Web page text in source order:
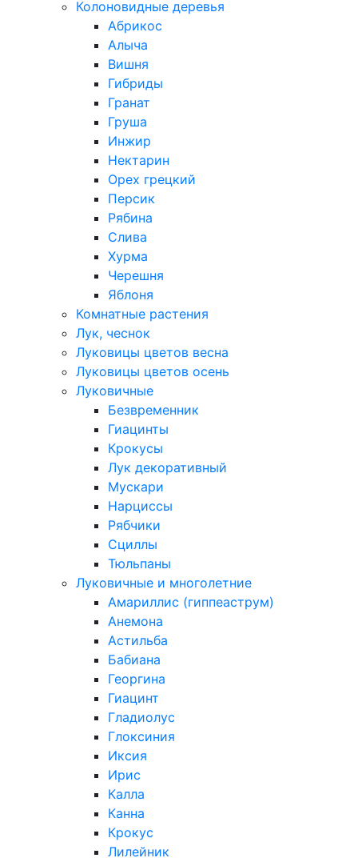
Колоновидные деревья
Абрикос
Алыча
Вишня
Гибриды
Гранат
Груша
Инжир
Нектарин
Орех грецкий
Персик
Рябина
Слива
Хурма
Черешня
Яблоня
Комнатные растения
Лук, чеснок
Луковицы цветов весна
Луковицы цветов осень
Луковичные
Безвременник
Гиацинты
Крокусы
Лук декоративный
Мускари
Нарциссы
Рябчики
Сциллы
Тюльпаны
Луковичные и многолетние
Амариллис (гиппеаструм)
Анемона
Астильба
Бабиана
Георгина
Гиацинт
Гладиолус
Глоксиния
Иксия
Ирис
Калла
Канна
Крокус
Лилейник